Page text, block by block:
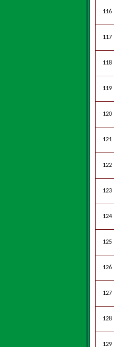
116
117
118
119
120
121
122
123
124
125
126
127
128
129